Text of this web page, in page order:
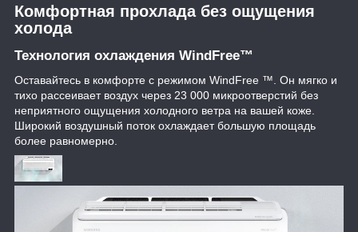
Комфортная прохлада без ощущения
холода
Технология охлаждения WindFree™
Оставайтесь в комфорте с режимом WindFree ™. Он мягко и
тихо рассеивает воздух через 23 000 микроотверстий без
неприятного ощущения холодного ветра на вашей коже.
Широкий воздушный поток охлаждает большую площадь
более равномерно.